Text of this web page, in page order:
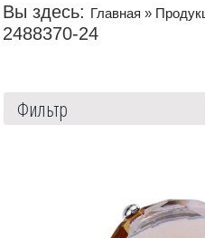
Вы здесь: Главная »
2488370-24
Фильтр